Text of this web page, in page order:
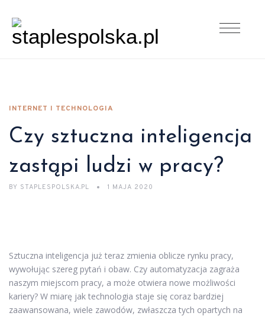
INTERNET I TECHNOLOGIA
Czy sztuczna inteligencja
zastąpi ludzi w pracy?
BY STAPLESPOLSKA.PL 1 MAJA 2020
Sztuczna inteligencja już teraz zmienia oblicze rynku pracy,
wywołując szereg pytań i obaw. Czy automatyzacja zagraża
naszym miejscom pracy, a może otwiera nowe możliwości
kariery? W miarę jak technologia staje się coraz bardziej
zaawansowana, wiele zawodów, zwłaszcza tych opartych na